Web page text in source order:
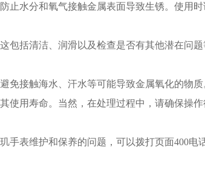
水分和氧气接触金属表面导致生锈。使用时
括清洁、润滑以及检查是否有其他潜在问题
接触海水、汗水等可能导致金属氧化的物质
用寿命。当然，在处理过程中，请确保操作
手表维护和保养的问题，可以拨打页面400电